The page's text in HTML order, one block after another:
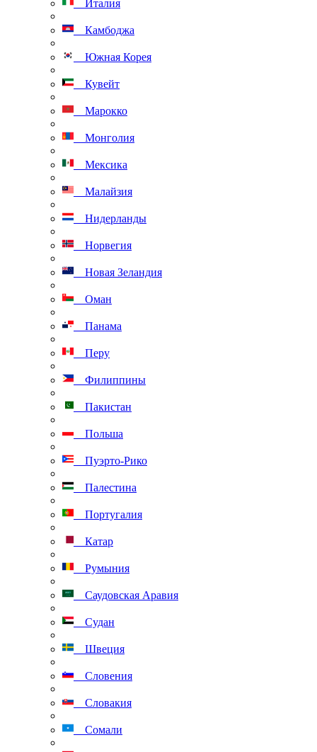
Италия
Камбоджа
Южная Корея
Кувейт
Марокко
Монголия
Мексика
Малайзия
Нидерланды
Норвегия
Новая Зеландия
Оман
Панама
Перу
Филиппины
Пакистан
Польша
Пуэрто-Рико
Палестина
Португалия
Катар
Румыния
Саудовская Аравия
Судан
Швеция
Словения
Словакия
Сомали